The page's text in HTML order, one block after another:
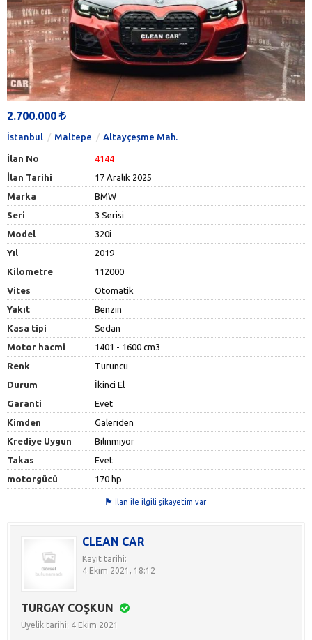
2.700.000
İstanbul Maltepe Altayçeşme Mah.
İlan No
4144
İlan Tarihi
17 Aralık 2025
Marka
BMW
Seri
3 Serisi
Model
320i
Yıl
2019
Kilometre
112000
Vites
Otomatik
Yakıt
Benzin
Kasa tipi
Sedan
Motor hacmi
1401 - 1600 cm3
Renk
Turuncu
Durum
İkinci El
Garanti
Evet
Kimden
Galeriden
Krediye Uygun
Bilinmiyor
Takas
Evet
motorgücü
170 hp
İlan ile ilgili şikayetim var
CLEAN CAR
Kayıt tarihi:
4 Ekim 2021, 18:12
TURGAY COŞKUN
Üyelik tarihi: 4 Ekim 2021